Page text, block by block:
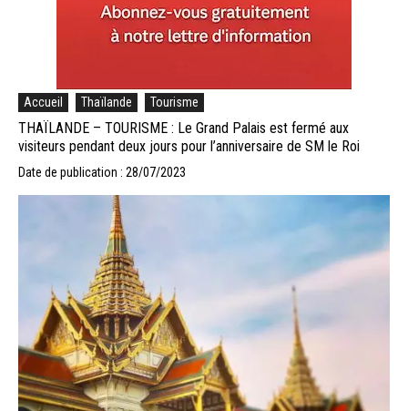
Accueil Thaïlande Tourisme
THAÏLANDE – TOURISME : Le Grand Palais est fermé aux
visiteurs pendant deux jours pour l’anniversaire de SM le Roi
Date de publication : 28/07/2023